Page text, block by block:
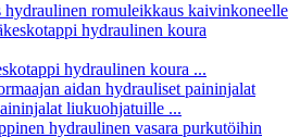
hydraulinen romuleikkaus kaivinkoneelle
hydraulinen koura ...
liukuohjatuille ...